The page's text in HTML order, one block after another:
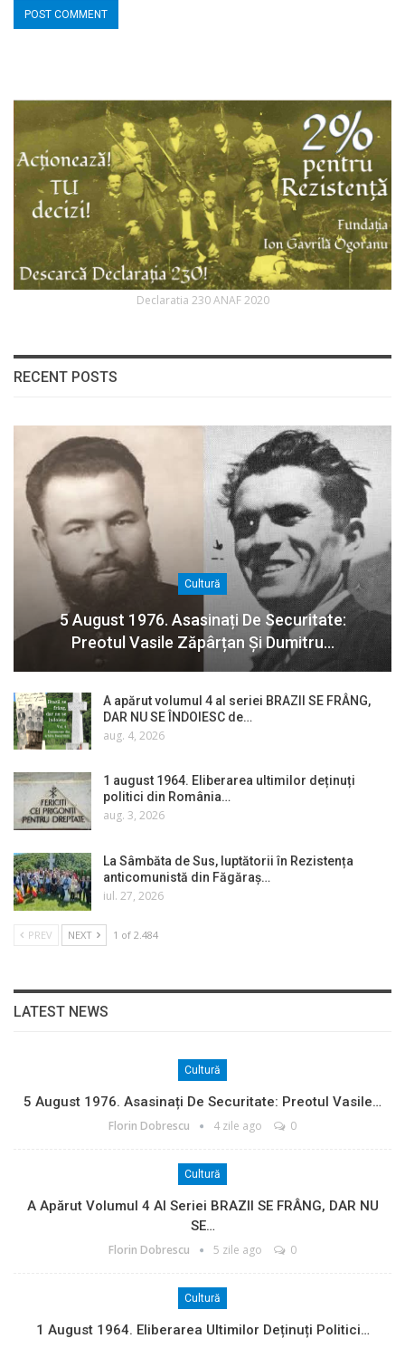
Declaratia 230 ANAF 2020
RECENT POSTS
Cultură
5 August 1976. Asasinați De Securitate:
Preotul Vasile Zăpârțan Și Dumitru…
A apărut volumul 4 al seriei BRAZII SE FRÂNG,
DAR NU SE ÎNDOIESC de…
aug. 4, 2026
1 august 1964. Eliberarea ultimilor deținuți
politici din România…
aug. 3, 2026
La Sâmbăta de Sus, luptătorii în Rezistența
anticomunistă din Făgăraș…
iul. 27, 2026
PREV NEXT 1 of 2.484
LATEST NEWS
Cultură
5 August 1976. Asasinați De Securitate: Preotul Vasile…
Florin Dobrescu 4 zile ago 0
Cultură
A Apărut Volumul 4 Al Seriei BRAZII SE FRÂNG, DAR NU
SE…
Florin Dobrescu 5 zile ago 0
Cultură
1 August 1964. Eliberarea Ultimilor Deținuți Politici…